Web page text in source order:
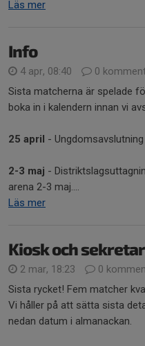
Läs mer
Info
4 apr, 08:40
0
Sista matcherna är spelade
boka in i kalendern innan vi
25 april -
2-3 maj -
arena 2-3 maj....
Läs mer
Kiosk och
2 mar, 18:23
0
Sista rycket! Fem matcher
Vi håller på att sätta sista
nedan datum i almanackan.